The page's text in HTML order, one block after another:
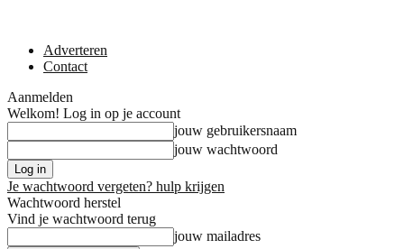
Adverteren
Contact
Aanmelden
Welkom! Log in op je account
jouw gebruikersnaam
jouw wachtwoord
Je wachtwoord vergeten? hulp krijgen
Wachtwoord herstel
Vind je wachtwoord terug
jouw mailadres